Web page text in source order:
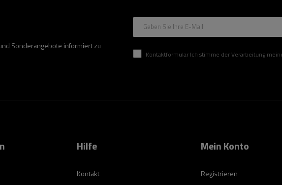
Sonderangebote informiert zu
Geben Sie Ihre E-Mail
Kontaktformular Ich stimme der Verarbeitung meiner im Kontaktformular enthaltenen
Hilfe
Kontakt
Mein Konto
Registrieren